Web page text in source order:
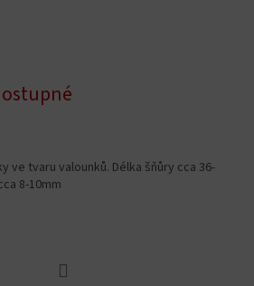
ve tvaru valounků. Délka šňůry cca 36-
8-10mm